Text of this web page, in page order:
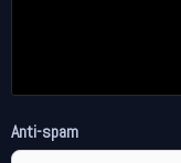
Anti-spam